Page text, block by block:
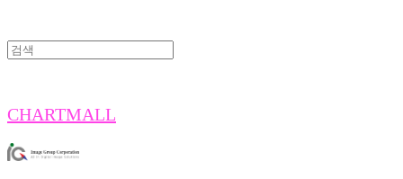
CHARTMALL